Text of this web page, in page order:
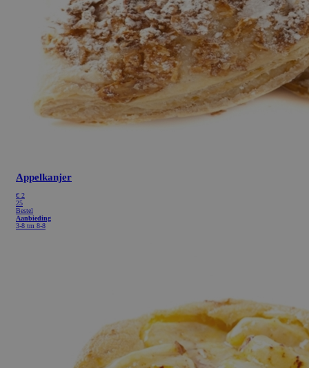
Appelkanjer
€ 2
25
Bestel
Aanbieding
3-8 tm 8-8